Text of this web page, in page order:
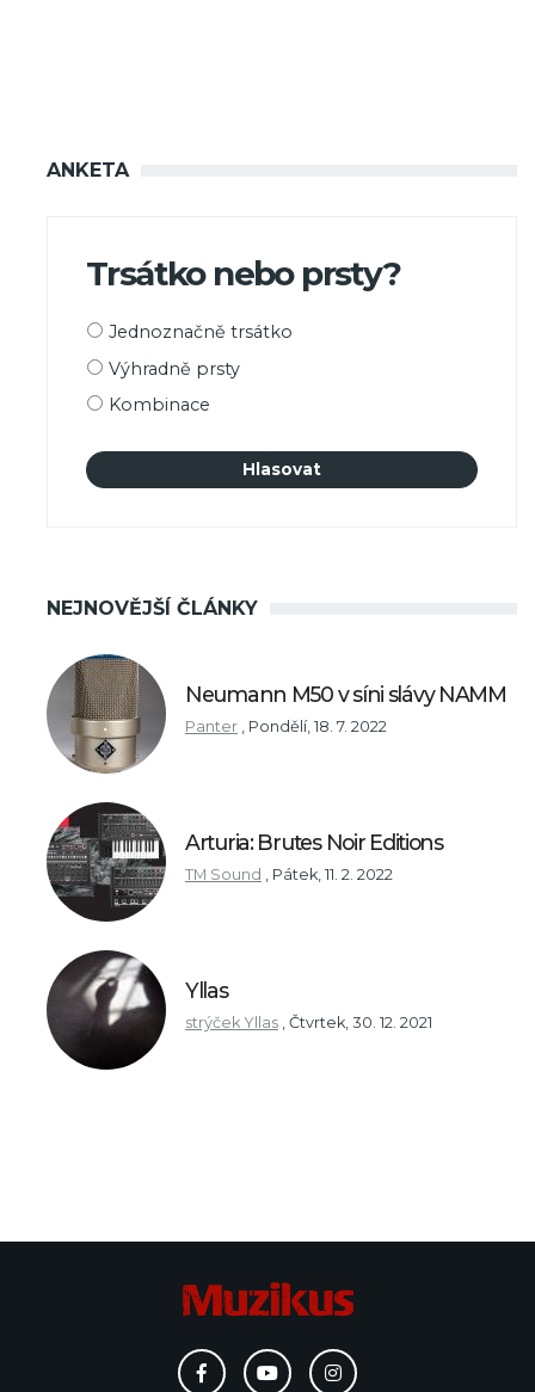
ANKETA
Trsátko nebo prsty?
Možnosti
Jednoznačně trsátko
Výhradně prsty
Kombinace
NEJNOVĚJŠÍ ČLÁNKY
Neumann M50 v síni slávy NAMM
Panter , Pondělí, 18. 7. 2022
Arturia: Brutes Noir Editions
TM Sound , Pátek, 11. 2. 2022
Yllas
strýček Yllas , Čtvrtek, 30. 12. 2021